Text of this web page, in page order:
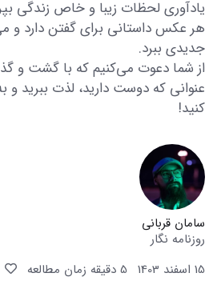
یادآوری لحظات زیبا و خاص زندگی
هر عکس داستانی برای گفتن دارد و
جدیدی ببرد.
از شما دعوت می‌کنیم که با گشت و
عنوانی که دوست دارید، لذت ببرید و
کنید!
سامان قربانی
روزنامه نگار
15 اسفند 1403
5 دقیقه زمان مطالعه